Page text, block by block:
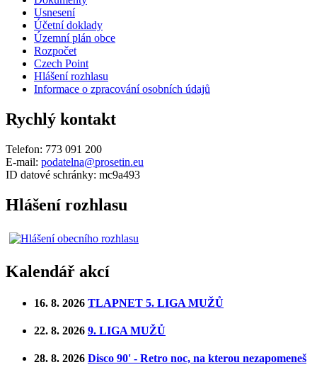
Usnesení
Účetní doklady
Územní plán obce
Rozpočet
Czech Point
Hlášení rozhlasu
Informace o zpracování osobních údajů
Rychlý kontakt
Telefon: 773 091 200
E-mail: podatelna@prosetin.eu
ID datové schránky: mc9a493
Hlášení rozhlasu
Kalendář akcí
16. 8. 2026 TLAPNET 5. LIGA MUŽŮ
22. 8. 2026 9. LIGA MUŽŮ
28. 8. 2026 Disco 90' - Retro noc, na kterou nezapomeneš